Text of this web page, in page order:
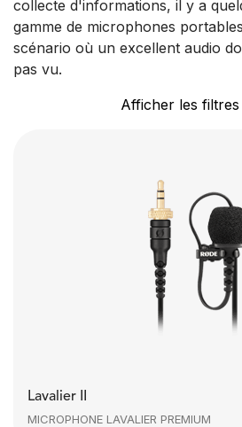
collecte d'informations, il y a
gamme de microphones
scénario où un excellent audio
pas vu.
Afficher les filtres
Lavalier II
MICROPHONE LAVALIER PREMIUM